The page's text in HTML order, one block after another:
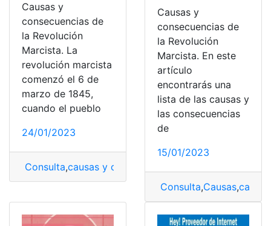
Causas y
consecuencias de
la Revolución
Marcista. La
revolución marcista
comenzó el 6 de
marzo de 1845,
cuando el pueblo
24/01/2023
Consulta,causas y consecuencias
Causas y
consecuencias de
la Revolución
Marcista. En este
artículo
encontrarás una
lista de las causas y
las consecuencias
de
15/01/2023
Consulta,Causas,